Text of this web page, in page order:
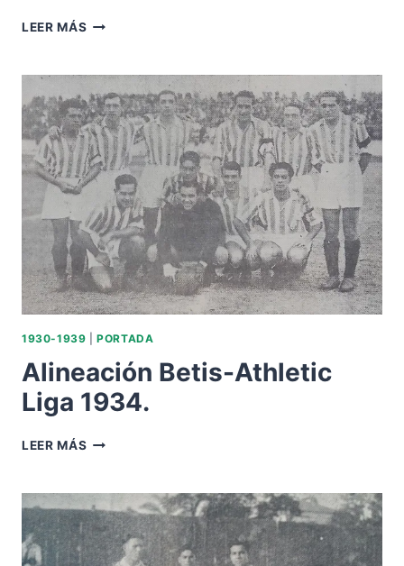
LEER MÁS VISITAMOS
MADRID
CF
1930-1939 |PORTADA
Alineación Betis-Athletic
Liga 1934.
LEER MÁS ALINEACIÓN
LIGA
1934.